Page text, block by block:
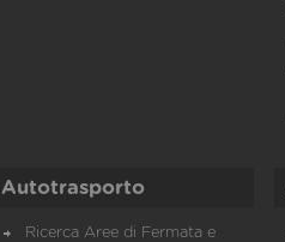
Autotrasporto
Ricerca Aree di Fermata e